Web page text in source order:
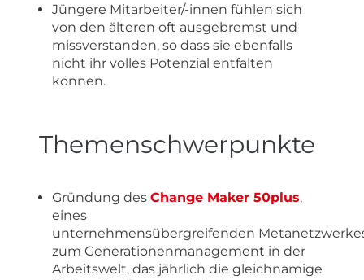
Jüngere Mitarbeiter/-innen fühlen sich
von den älteren oft ausgebremst und
missverstanden, so dass sie ebenfalls
nicht ihr volles Potenzial entfalten
können.
Themenschwerpunkte
Gründung des Change Maker 50plus,
eines
unternehmensübergreifenden
zum Generationenmanagement in der
Arbeitswelt, das jährlich die gleichnamige